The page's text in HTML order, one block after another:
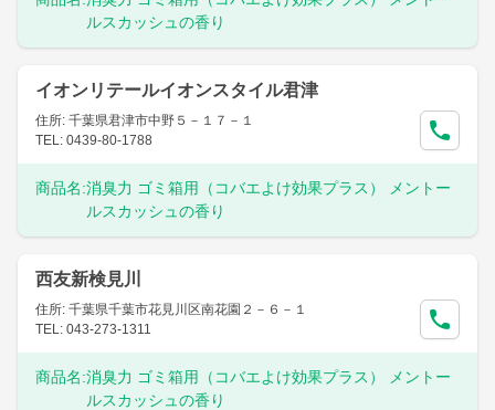
ルスカッシュの香り
イオンリテールイオンスタイル君津
住所: 千葉県君津市中野５－１７－１
TEL: 0439-80-1788
商品名:消臭力 ゴミ箱用（コバエよけ効果プラス） メントー
ルスカッシュの香り
西友新検見川
住所: 千葉県千葉市花見川区南花園２－６－１
TEL: 043-273-1311
商品名:消臭力 ゴミ箱用（コバエよけ効果プラス） メントー
ルスカッシュの香り